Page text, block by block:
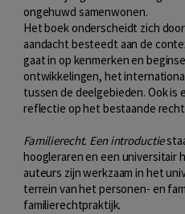
ongehuwd samenwonen.
Het boek onderscheidt zich
aandacht besteedt aan de
gaat in op kenmerken en
ontwikkelingen, het
tussen de deelgebieden. Ook is
reflectie op het bestaande
Familierecht. Een introductie
hoogleraren en een universitair
auteurs zijn werkzaam in het
terrein van het personen- en
familierechtpraktijk.